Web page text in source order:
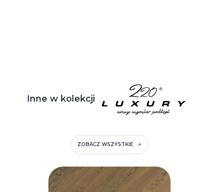
Inne w kolekcji
ZOBACZ WSZYSTKIE